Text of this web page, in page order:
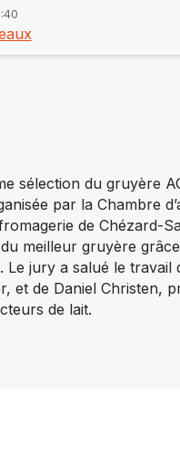
sélection du gruyère
par la Chambre
de Chézard-
meilleur gruyère
Le jury a salué le travail
et de Daniel Christen,
de lait.